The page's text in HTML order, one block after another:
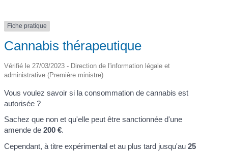
Fiche pratique
Cannabis thérapeutique
Vérifié le 27/03/2023 - Direction de l'information légale et
administrative (Première ministre)
Vous voulez savoir si la consommation de cannabis est
autorisée ?
Sachez que non et qu'elle peut être sanctionnée d'une
amende de200 €.
Cependant, à titre expérimental et au plus tard jusqu'au25